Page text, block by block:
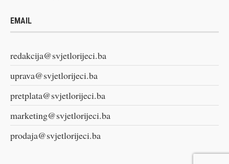
EMAIL
redakcija@svjetlorijeci.ba
uprava@svjetlorijeci.ba
pretplata@svjetlorijeci.ba
marketing@svjetlorijeci.ba
prodaja@svjetlorijeci.ba